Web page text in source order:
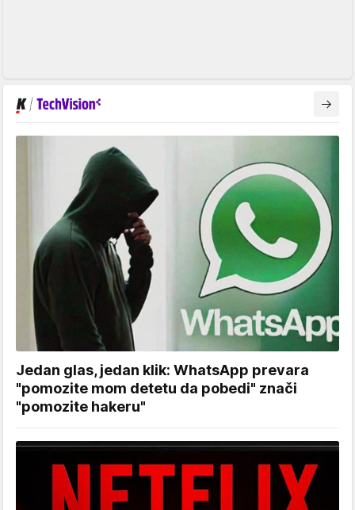
Jedan glas, jedan klik: WhatsApp prevara
"pomozite mom detetu da pobedi" znači
"pomozite hakeru"